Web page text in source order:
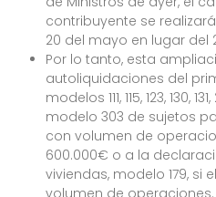
contribuyente se
20 del mayo en lugar del
Por lo tanto, esta
autoliquidaciones del
modelos 111, 115, 123, 130,
modelo 303 de sujetos
con volumen de
600.000€ o a la
viviendas, modelo 179, si